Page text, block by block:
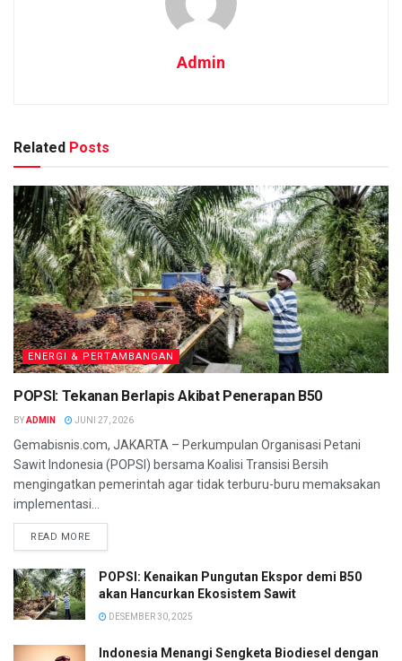
Admin
Related Posts
ENERGI & PERTAMBANGAN
POPSI: Tekanan Berlapis Akibat Penerapan B50
BYADMIN JUNI 27, 2026
Gemabisnis.com, JAKARTA – Perkumpulan Organisasi Petani
Sawit Indonesia (POPSI) bersama Koalisi Transisi Bersih
mengingatkan pemerintah agar tidak terburu-buru memaksakan
implementasi...
READ MORE
POPSI: Kenaikan Pungutan Ekspor demi B50
akan Hancurkan Ekosistem Sawit
DESEMBER 30, 2025
Indonesia Menangi Sengketa Biodiesel dengan